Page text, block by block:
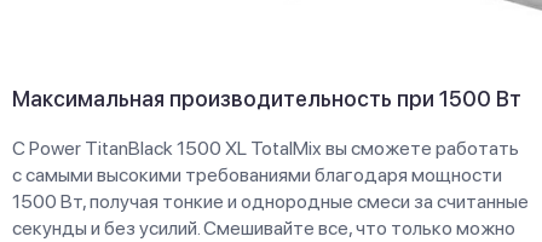
Максимальная производительность при 1500 Вт
С Power TitanBlack 1500 XL TotalMix вы сможете работать
с самыми высокими требованиями благодаря мощности
1500 Вт, получая тонкие и однородные смеси за считанные
секунды и без усилий. Смешивайте все, что только можно